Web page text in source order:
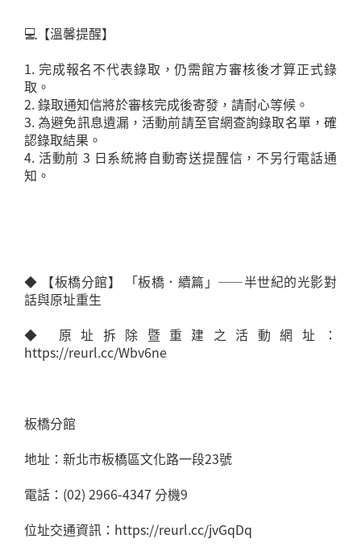
💻【溫馨提醒】
1. 完成報名不代表錄取，仍需館方審核後才算正式錄
取。
2. 錄取通知信將於審核完成後寄發，請耐心等候。
3. 為避免訊息遺漏，活動前請至官網查詢錄取名單，確
認錄取結果。
4. 活動前 3 日系統將自動寄送提醒信，不另行電話通
知。
◆ 【板橋分館】 「板橋．續篇」——半世紀的光影對
話與原址重生
◆ 原址拆除暨重建之活動網址：
https://reurl.cc/Wbv6ne
板橋分館
地址：新北市板橋區文化路一段23號
電話：(02) 2966-4347 分機9
位址交通資訊：https://reurl.cc/jvGqDq